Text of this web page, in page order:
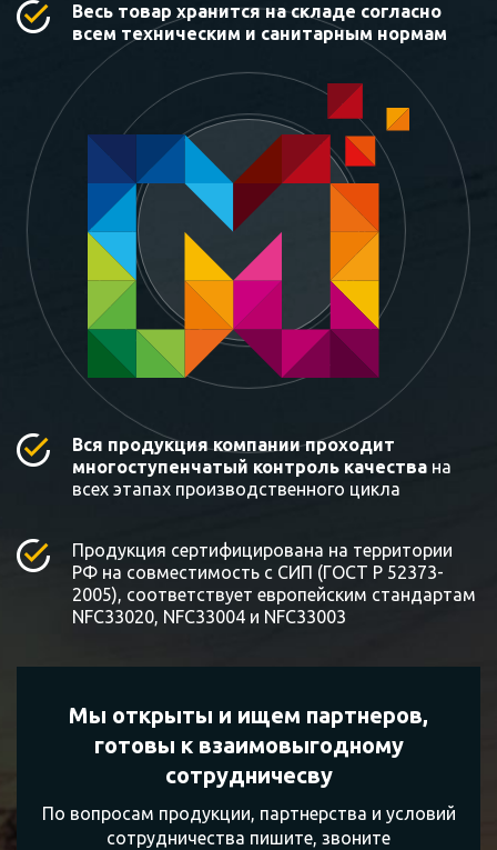
Весь товар хранится на складе согласно
всем техническим и санитарным нормам
Вся продукция компании проходит
многоступенчатый контроль качества на
всех этапах производственного цикла
Продукция сертифицирована на территории
РФ на совместимость с СИП (ГОСТ Р 52373-
2005), соответствует европейским стандартам
NFC33020, NFC33004 и NFC33003
Мы открыты и ищем партнеров,
готовы квзаимовыгодному
сотрудничесву
По вопросам продукции, партнерства и условий
сотрудничества пишите, звоните